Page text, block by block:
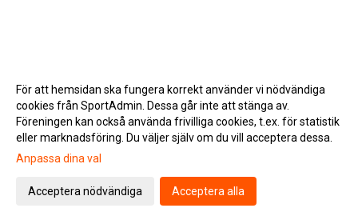
Gå till Webbversion
För att hemsidan ska fungera korrekt använder vi nödvändiga
cookies från SportAdmin. Dessa går inte att stänga av.
Föreningen kan också använda frivilliga cookies, t.ex. för statistik
eller marknadsföring. Du väljer själv om du vill acceptera dessa.
Anpassa dina val
Acceptera nödvändiga Acceptera alla